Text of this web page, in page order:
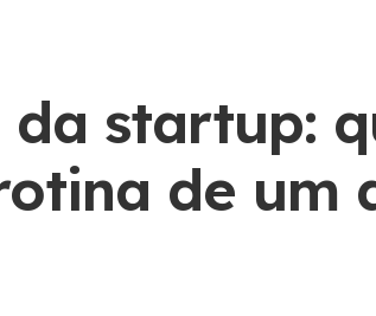
startup:
de um